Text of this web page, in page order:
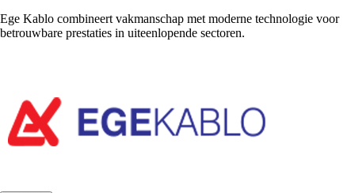
Ege Kablo combineert vakmanschap met moderne technologie voor
betrouwbare prestaties in uiteenlopende sectoren.